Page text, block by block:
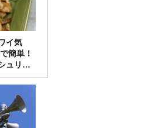
イ気
簡単！
ュリン
シピ